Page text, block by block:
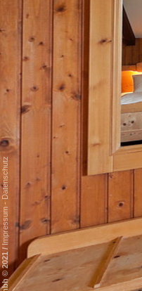
/
Impressum
-
Datenschutz